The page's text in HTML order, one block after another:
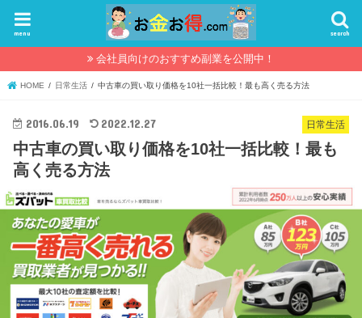
search
menu
会社員向けのおすすめ副業を公開中！
HOME 日常生活 中古車の買い取り価格を10社一括比較！最も高く売る方法
日常生活
2016.06.19 2022.12.27
中古車の買い取り価格を10社一括比較！最も
高く売る方法